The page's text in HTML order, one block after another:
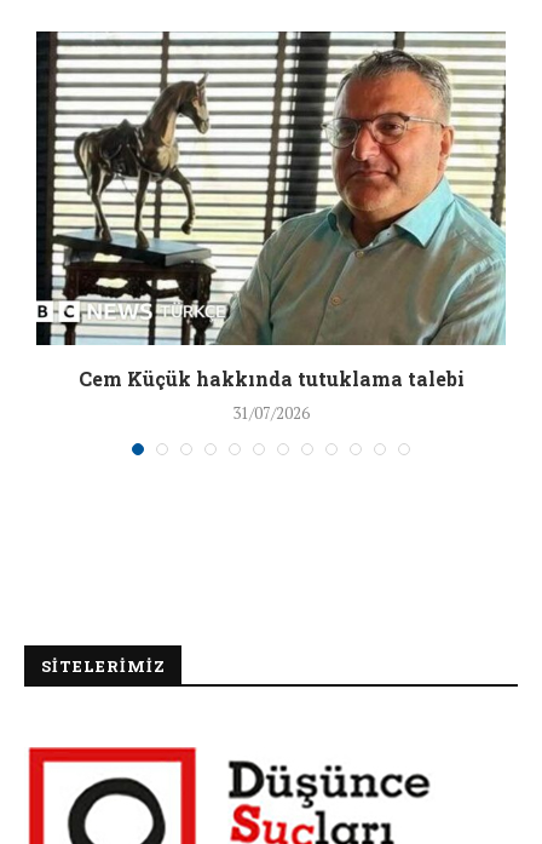
Cem Küçük hakkında tutuklama talebi
31/07/2026
SİTELERİMİZ